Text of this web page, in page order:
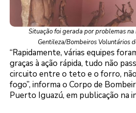
Situação foi gerada por problemas
Gentileza/Bombeiros Voluntários
“Rapidamente, várias equipes
graças à ação rápida, tudo não
circuito entre o teto e o forro,
fogo”, informa o Corpo de
Puerto Iguazú, em publicação na